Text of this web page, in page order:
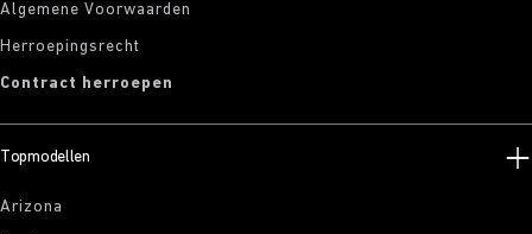
Algemene Voorwaarden
Herroepingsrecht
Contract herroepen
Topmodellen
Arizona